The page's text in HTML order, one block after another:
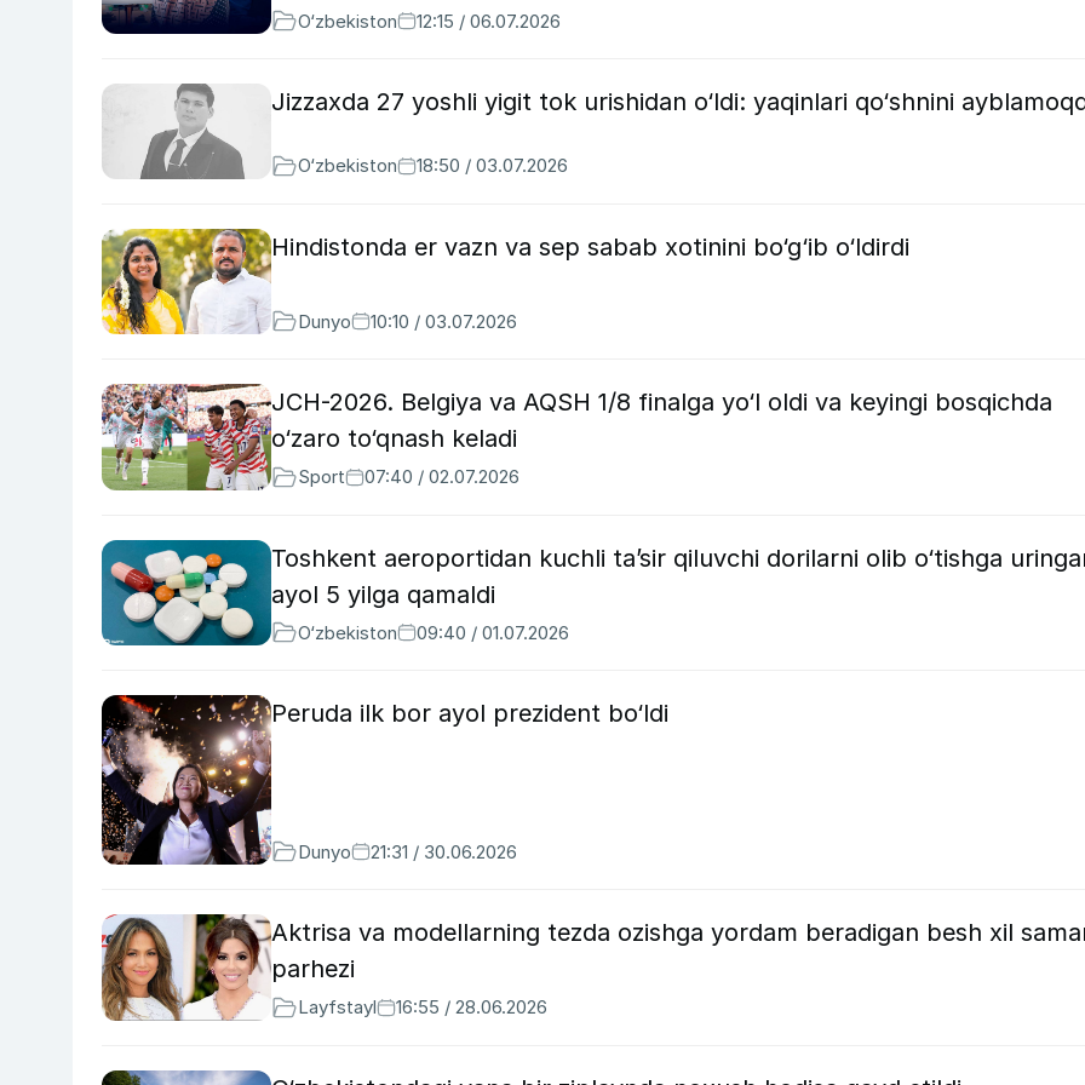
O‘zbekiston 12:15 / 06.07.2026
Jizzaxda 27 yoshli yigit tok urishidan o‘ldi: yaqinlari qo‘shnini
O‘zbekiston 18:50 / 03.07.2026
Hindistonda er vazn va sep sabab xotinini bo‘g‘ib o‘ldirdi
Dunyo 10:10 / 03.07.2026
JCH-2026. Belgiya va AQSH 1/8 finalga yo‘l oldi va keyingi bosqichda
o‘zaro to‘qnash keladi
Sport 07:40 / 02.07.2026
Toshkent aeroportidan kuchli ta’sir qiluvchi dorilarni olib o‘tishga
ayol 5 yilga qamaldi
O‘zbekiston 09:40 / 01.07.2026
Peruda ilk bor ayol prezident bo‘ldi
Dunyo 21:31 / 30.06.2026
Aktrisa va modellarning tezda ozishga yordam beradigan besh xil
parhezi
Layfstayl 16:55 / 28.06.2026